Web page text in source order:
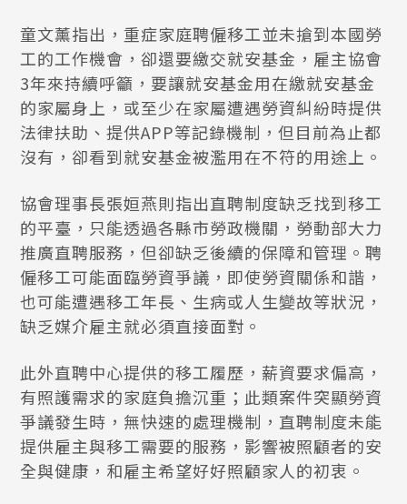
童文薰指出，重症家庭聘僱移工並未搶到本國勞
工的工作機會，卻還要繳交就安基金，雇主協會
3年來持續呼籲，要讓就安基金用在繳就安基金
的家屬身上，或至少在家屬遭遇勞資糾紛時提供
法律扶助、提供APP等記錄機制，但目前為止都
沒有，卻看到就安基金被濫用在不符的用途上。
協會理事長張姮燕則指出直聘制度缺乏找到移工
的平臺，只能透過各縣市勞政機關，勞動部大力
推廣直聘服務，但卻缺乏後續的保障和管理。聘
僱移工可能面臨勞資爭議，即使勞資關係和諧，
也可能遭遇移工年長、生病或人生變故等狀況，
缺乏媒介雇主就必須直接面對。
此外直聘中心提供的移工履歷，薪資要求偏高，
有照護需求的家庭負擔沉重；此類案件突顯勞資
爭議發生時，無快速的處理機制，直聘制度未能
提供雇主與移工需要的服務，影響被照顧者的安
全與健康，和雇主希望好好照顧家人的初衷。